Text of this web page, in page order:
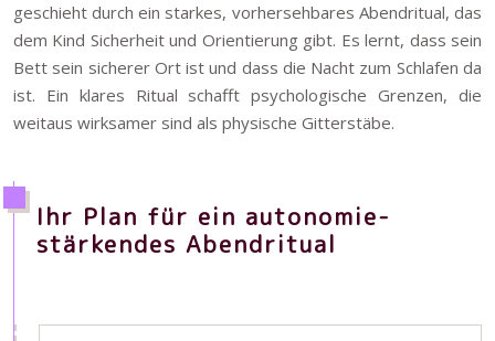
geschieht durch ein starkes, vorhersehbares Abendritual, das
dem Kind Sicherheit und Orientierung gibt. Es lernt, dass sein
Bett sein sicherer Ort ist und dass die Nacht zum Schlafen da
ist. Ein klares Ritual schafft psychologische Grenzen, die
weitaus wirksamer sind als physische Gitterstäbe.
Ihr Plan für ein autonomie-
stärkendes Abendritual